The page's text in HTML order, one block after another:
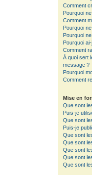
Comment
Pourquoi
Comment
Pourquoi
Pourquoi
Pourquoi
Comment
À quoi sert
message ?
Pourquoi
Comment
Mise en
Que sont
Puis-je
Que sont
Puis-je
Que sont
Que sont
Que sont
Que sont
Que sont